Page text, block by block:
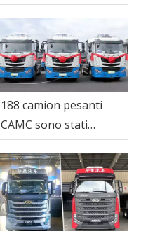
CAMC
188 camion pesanti
CAMC sono stati
consegnati a Ma Steel
Group